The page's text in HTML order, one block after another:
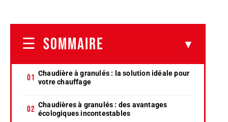
SOMMAIRE
Chaudière à granulés : la solution idéale pour
votre chauffage
Chaudières à granulés : des avantages
écologiques incontestables